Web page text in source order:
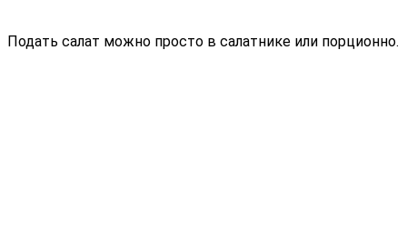
Подать салат можно просто в салатнике или порционно.